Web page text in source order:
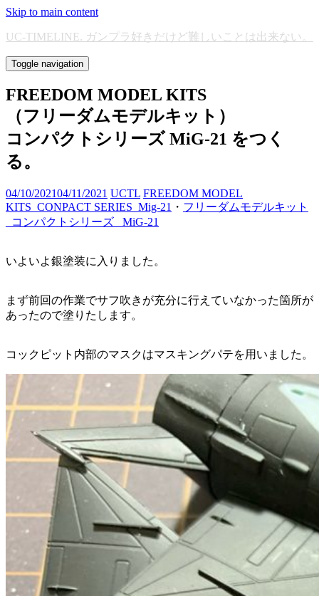
Skip to main content
UC-TIMELINE. ガンプラ好きだけど難しいことは出来ない。
Toggle navigation
FREEDOM MODEL KITS
（フリーダムモデルキット）
コンパクトシリーズ MiG-21 をつく
る。
04/10/202104/11/2021 UCTL FREEDOM MODEL
KITS_CONPACT SERIES_Mig-21 ・ フリーダムモデルキット
_コンパクトシリーズ_ MiG-21
いよいよ銀塗装に入りました。
まず前回の作業でサフ吹きが充分に行えていなかった箇所が
あったので塗りたします。
コックピット内部のマスクはマスキングパテを用いました。